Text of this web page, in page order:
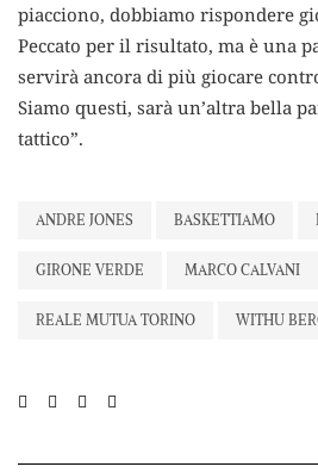
piacciono, dobbiamo rispondere
Peccato per il risultato, ma è una
servirà ancora di più giocare
Siamo questi, sarà un’altra bella
tattico”.
ANDRE JONES BASKETTIAMO
GIRONE VERDE MARCO CALVANI
REALE MUTUA TORINO WITHU